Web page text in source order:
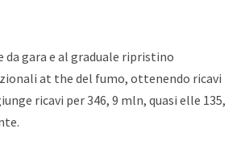
gara e al graduale ripristino
at the del fumo, ottenendo ricavi
ricavi per 346, 9 mln, quasi elle 135,